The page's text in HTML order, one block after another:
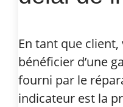
En tant que
bénéficier d’une
fourni par le
indicateur est la